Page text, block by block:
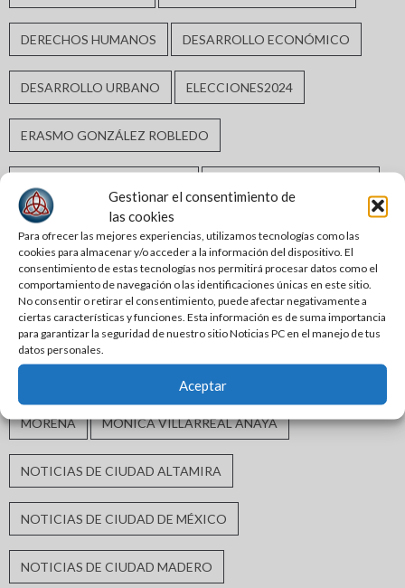
Gestionar el consentimiento de
las cookies
Para ofrecer las mejores experiencias, utilizamos tecnologías como las
cookies para almacenar y/o acceder a la información del dispositivo. El
consentimiento de estas tecnologías nos permitirá procesar datos como el
comportamiento de navegación o las identificaciones únicas en este sitio.
No consentir o retirar el consentimiento, puede afectar negativamente a
ciertas características y funciones. Esta información es de suma importancia
para garantizar la seguridad de nuestro sitio Noticias PC en el manejo de tus
datos personales.
Aceptar
DERECHOS HUMANOS DESARROLLO ECONÓMICO
DESARROLLO URBANO ELECCIONES2024
ERASMO GONZÁLEZ ROBLEDO
GOBIERNO DE TAMAULIPAS GOBIERNO MUNICIPAL
GUARDIA ESTATAL INCLUSIÓN SOCIAL
INFRAESTRUCTURA HIDRÁULICA
MORENA MÓNICA VILLARREAL ANAYA
NOTICIAS DE CIUDAD ALTAMIRA
NOTICIAS DE CIUDAD DE MÉXICO
NOTICIAS DE CIUDAD MADERO